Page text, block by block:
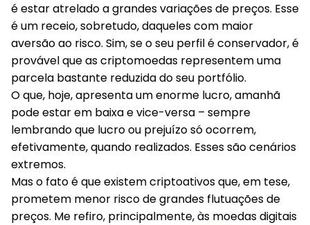
é estar atrelado a grandes variações de preços. Esse
é um receio, sobretudo, daqueles com maior
aversão ao risco. Sim, se o seu perfil é conservador, é
provável que as criptomoedas representem uma
parcela bastante reduzida do seu portfólio.
O que, hoje, apresenta um enorme lucro, amanhã
pode estar em baixa e vice-versa – sempre
lembrando que lucro ou prejuízo só ocorrem,
efetivamente, quando realizados. Esses são cenários
extremos.
Mas o fato é que existem criptoativos que, em tese,
prometem menor risco de grandes flutuações de
preços. Me refiro, principalmente, às moedas digitais